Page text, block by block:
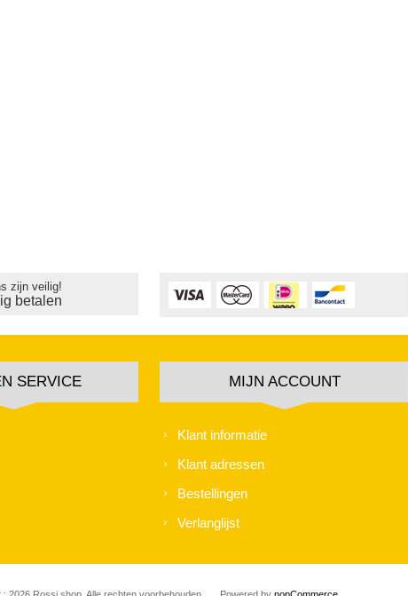
zijn veilig!
betalen
SERVICE MIJN ACCOUNT
Klant informatie
Klant adressen
Bestellingen
Verlanglijst